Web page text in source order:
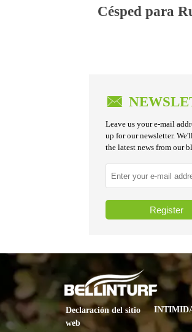
Césped para

Leave us your e-mail
up for our newsletter.
the latest news from our
Register
Declaración del sitio
web